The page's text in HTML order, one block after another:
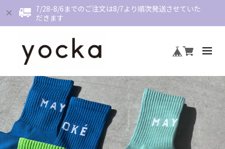
7/28-8/6までのご注文は8/7より順次発送させていた
だきます